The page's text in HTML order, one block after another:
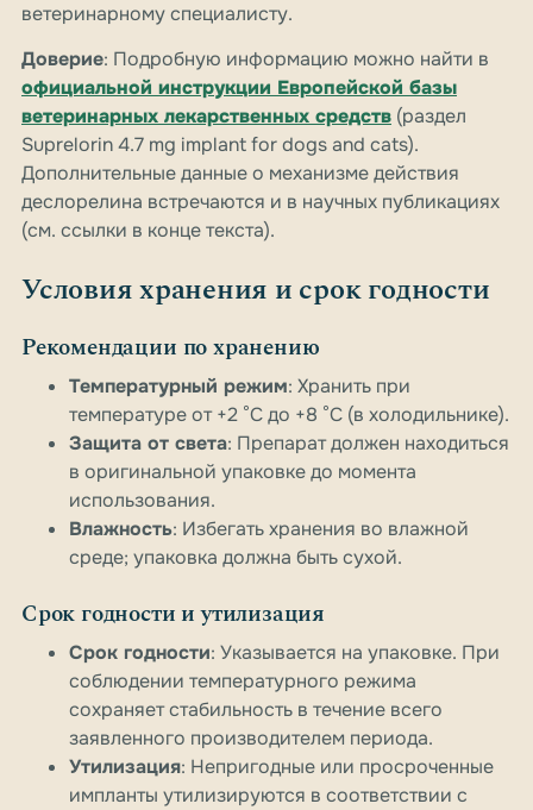
ветеринарному специалисту.
Доверие: Подробную информацию можно найти в
официальной инструкции Европейской базы
ветеринарных лекарственных средств (раздел
Suprelorin 4.7 mg implant for dogs and cats).
Дополнительные данные о механизме действия
деслорелина встречаются и в научных публикациях
(см. ссылки в конце текста).
Условия хранения и срок годности
Рекомендации по хранению
Температурный режим: Хранить при
температуре от +2 °C до +8 °C (в холодильнике).
Защита от света: Препарат должен находиться
в оригинальной упаковке до момента
использования.
Влажность: Избегать хранения во влажной
среде; упаковка должна быть сухой.
Срок годности и утилизация
Срок годности: Указывается на упаковке. При
соблюдении температурного режима
сохраняет стабильность в течение всего
заявленного производителем периода.
Утилизация: Непригодные или просроченные
импланты утилизируются в соответствии с